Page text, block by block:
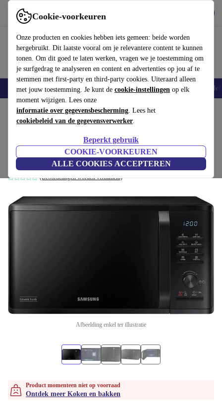
Cookie-voorkeuren
Onze producten en cookies hebben iets gemeen: beide worden
hergebruikt. Dit laatste vooral om je relevantere content te kunnen
tonen. Om dit goed te laten werken, vragen we je toestemming om
je surfgedrag te analyseren en content en advertenties op jou af te
stemmen met first-party en third-party cookies. Uiteraard alleen
met jouw toestemming. Je kunt de cookie-instellingen op elk
moment wijzigen. Lees onze
informatie over gegevensbescherming. Lees het
cookiebeleid van de gegevensverwerker.
Beperkt gebruik
COOKIE-VOORKEUREN
ALLE COOKIES ACCEPTEREN
Gebruik refurbed snel en eenvoudig
Smartphones Laptops Tablets Smartwatches Accessoires
Home Producten Keuken Keukenapparaten Koken en bakken
Samsung MG23B3515AK Magnetron met
grill
zwart
(Beoordelingen worden verzameld)
Afbeelding enkel ter illustratie
Product momenteen niet op voorraad
Ontdek meer Koken en bakken